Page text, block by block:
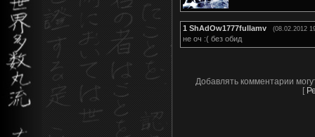
1 ShAdOw1777fullamv (08.02.2012
не оч :( без обид
Добавлять комментарии
[